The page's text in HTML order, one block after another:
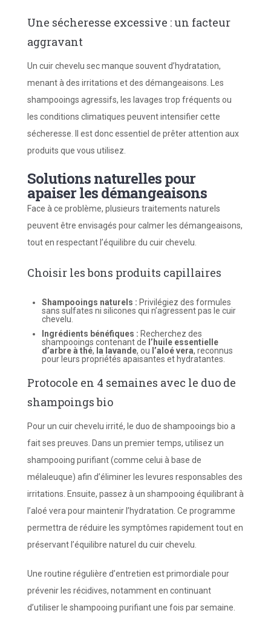
Une sécheresse excessive : un facteur
aggravant
Un cuir chevelu sec manque souvent d’hydratation,
menant à des irritations et des démangeaisons. Les
shampooings agressifs, les lavages trop fréquents ou
les conditions climatiques peuvent intensifier cette
sécheresse. Il est donc essentiel de prêter attention aux
produits que vous utilisez.
Solutions naturelles pour
apaiser les démangeaisons
Face à ce problème, plusieurs traitements naturels
peuvent être envisagés pour calmer les démangeaisons,
tout en respectant l’équilibre du cuir chevelu.
Choisir les bons produits capillaires
Shampooings naturels : Privilégiez des formules
sans sulfates ni silicones qui n’agressent pas le cuir
chevelu.
Ingrédients bénéfiques : Recherchez des
shampooings contenant de l’huile essentielle
d’arbre à thé, la lavande, ou l’aloé vera, reconnus
pour leurs propriétés apaisantes et hydratantes.
Protocole en 4 semaines avec le duo de
shampoings bio
Pour un cuir chevelu irrité, le duo de shampooings bio a
fait ses preuves. Dans un premier temps, utilisez un
shampooing purifiant (comme celui à base de
mélaleuque) afin d’éliminer les levures responsables des
irritations. Ensuite, passez à un shampooing équilibrant à
l’aloé vera pour maintenir l’hydratation. Ce programme
permettra de réduire les symptômes rapidement tout en
préservant l’équilibre naturel du cuir chevelu.
Une routine régulière d’entretien est primordiale pour
prévenir les récidives, notamment en continuant
d’utiliser le shampooing purifiant une fois par semaine.